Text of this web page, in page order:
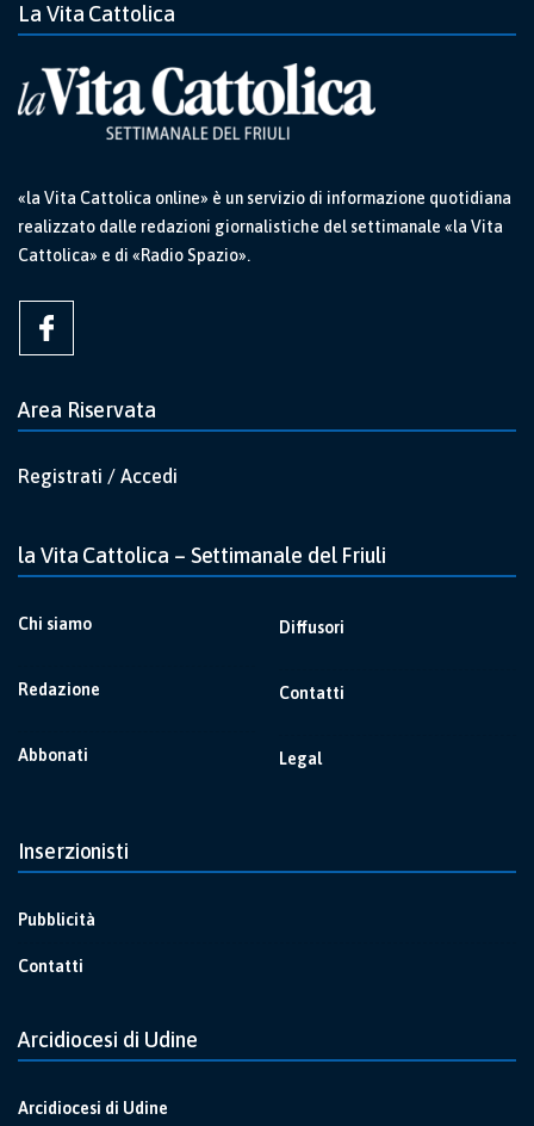
La Vita Cattolica
«la Vita Cattolica online» è un servizio di informazione quotidiana
realizzato dalle redazioni giornalistiche del settimanale «la Vita
Cattolica» e di «Radio Spazio».
Area Riservata
Registrati / Accedi
la Vita Cattolica – Settimanale del Friuli
Chi siamo
Redazione
Abbonati
Diffusori
Contatti
Legal
Inserzionisti
Pubblicità
Contatti
Arcidiocesi di Udine
Arcidiocesi di Udine